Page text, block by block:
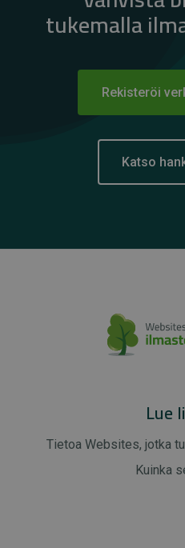
tukemalla
Rekisteröi
Katso
Lue
Tietoa Websites, jotka
Kuinka